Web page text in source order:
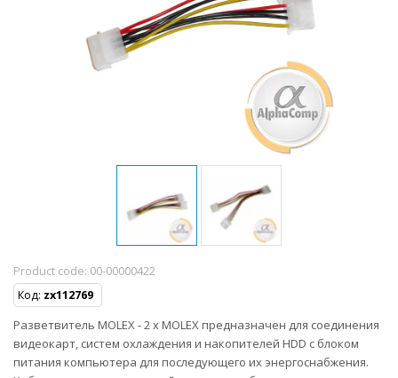
Product code: 00-00000422
Код: zx112769
Разветвитель MOLEX - 2 х MOLEX предназначен для соединения
видеокарт, систем охлаждения и накопителей HDD с блоком
питания компьютера для последующего их энергоснабжения.